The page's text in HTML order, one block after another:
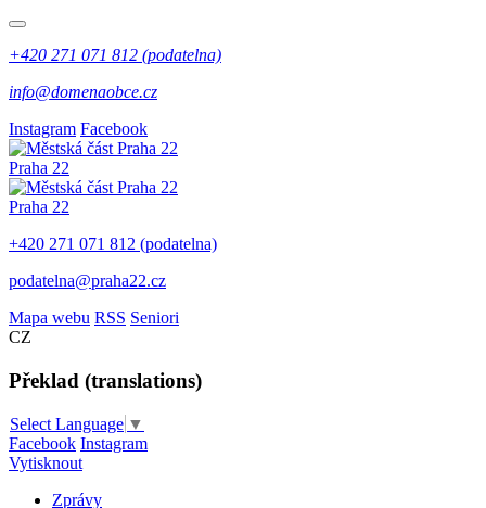
+420 271 071 812 (podatelna)
info@domenaobce.cz
Instagram Facebook
Praha 22
Praha 22
+420 271 071 812 (podatelna)
podatelna@praha22.cz
Mapa webu RSS Seniori
CZ
Překlad (translations)
Select Language ▼
Facebook Instagram
Vytisknout
Zprávy